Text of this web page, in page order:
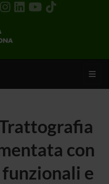
con
e